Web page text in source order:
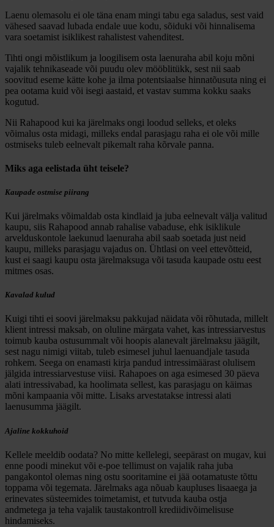
Laenu olemasolu ei ole täna enam mingi tabu ega saladus, sest vaid
vähesed saavad lubada endale uue kodu, sõiduki või hinnalisema
vara soetamist isiklikest rahalistest vahenditest.
Tihti ongi mõistlikum ja loogilisem osta laenuraha abil koju mõni
vajalik tehnikaseade või puudu olev mööblitükk, sest nii saab
soovitud eseme kätte kohe ja ilma potentsiaalse hinnatõusuta ning ei
pea ootama kuid või isegi aastaid, et vastav summa kokku saaks
kogutud.
Nii Rahapood kui ka järelmaks ongi loodud selleks, et oleks
võimalus osta midagi, milleks endal parasjagu raha ei ole või mille
ostmiseks tuleb eelnevalt pikemalt raha kõrvale panna.
Miks aga eelistada üht teisele?
Kaupade ostmise piirang
Kui järelmaks võimaldab osta kindlaid ja juba eelnevalt välja valitud
kaupu, siis Rahapood annab rahalise vabaduse, ehk isiklikule
arvelduskontole laekunud laenuraha abil saab soetada just neid
kaupu, milleks parasjagu vajadus on. Ühtlasi on veel ettevõtteid,
kust ei saagi kaupu osta järelmaksuga või tasuda kaupade ostu eest
mitmes osas.
Kavalad kulud
Kuigi tihti ei soovi järelmaksu pakkujad näidata või rõhutada, millelt
klient intressi maksab, on oluline märgata vahet, kas intressiarvestus
toimub kauba ostusummalt või hoopis alanevalt järelmaksu jäägilt,
sest nagu nimigi viitab, tuleb esimesel juhul laenuandjale tasuda
rohkem. Seega on enamasti kirja pandud intressimäärast olulisem
jälgida intressiarvestuse viisi. Rahapoes on aga esimesed 30 päeva
alati intressivabad, ka hoolimata sellest, kas parasjagu on käimas
mõni kampaania või mitte. Lisaks arvestatakse intressi alati
laenusumma jäägilt.
Ajaline kokkuhoid
Kellele meeldib oodata? No mitte kellelegi, seepärast on mugav, kui
enne poodi minekut või e-poe tellimust on vajalik raha juba
pangakontol olemas ning ostu sooritamine ei jää ootamatuste tõttu
toppama või tegemata. Järelmaks aga nõuab kaupluses lisaaega ja
erinevates süsteemides toimetamist, et tutvuda kauba ostja
andmetega ja teha vajalik taustakontroll krediidivõimelisuse
hindamiseks.